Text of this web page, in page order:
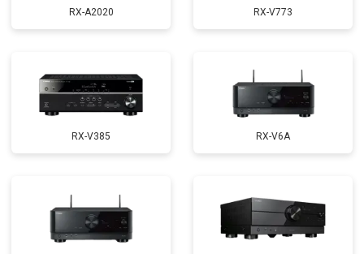
RX-A2020 RX-V773
RX-V385 RX-V6A